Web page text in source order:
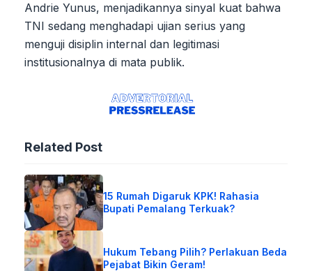
Andrie Yunus, menjadikannya sinyal kuat bahwa
TNI sedang menghadapi ujian serius yang
menguji disiplin internal dan legitimasi
institusionalnya di mata publik.
Related Post
15 Rumah Digaruk KPK! Rahasia
Bupati Pemalang Terkuak?
Hukum Tebang Pilih? Perlakuan Beda
Pejabat Bikin Geram!